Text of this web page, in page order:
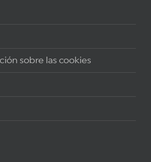
sobre las cookies